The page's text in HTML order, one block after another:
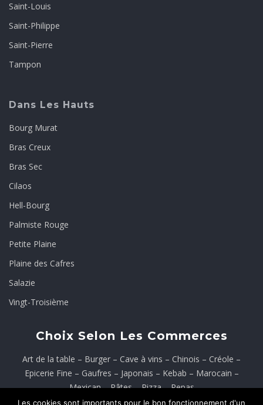
Saint-Louis
Saint-Philippe
Saint-Pierre
Tampon
Dans Les Hauts
Bourg Murat
Bras Creux
Bras Sec
Cilaos
Hell-Bourg
Palmiste Rouge
Petite Plaine
Plaine des Cafres
Salazie
Vingt-Troisième
Choix Selon Les Commerces
Art de la table – Burger – Cave à vins – Chinois – Créole –
Epicerie Fine – Gaufres – Japonais – Kebab – Marocain –
Mexican–Pâtes–Pizza–Repas
Les cookies sont importants pour le bon fonctionnement d'un